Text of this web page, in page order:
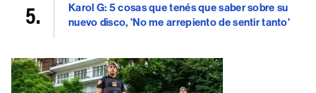
Karol G: 5 cosas que tenés que saber sobre su
nuevo disco, 'No me arrepiento de sentir tanto'